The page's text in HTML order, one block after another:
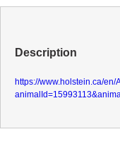
Description
https://www.holstein.ca/en/